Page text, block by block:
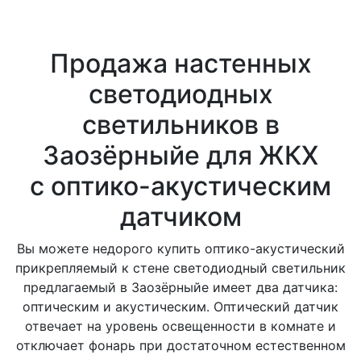
Продажа настенных
светодиодных
светильников в
Заозёрныйе для ЖКХ
с оптико-акустическим
датчиком
Вы можете недорого купить оптико-акустический
прикрепляемый к стене светодиодный светильник
предлагаемый в Заозёрныйе имеет два датчика:
оптическим и акустическим. Оптический датчик
отвечает на уровень освещенности в комнате и
отключает фонарь при достаточном естественном